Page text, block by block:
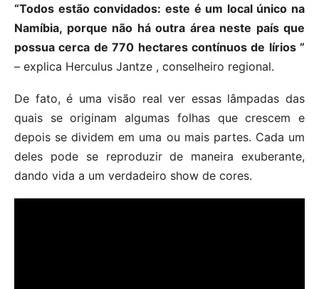
“Todos estão convidados: este é um local único na
Namíbia, porque não há outra área neste país que
possua cerca de 770 hectares contínuos de lírios ”
– explica Herculus Jantze , conselheiro regional.
De fato, é uma visão real ver essas lâmpadas das
quais se originam algumas folhas que crescem e
depois se dividem em uma ou mais partes. Cada um
deles pode se reproduzir de maneira exuberante,
dando vida a um verdadeiro show de cores.